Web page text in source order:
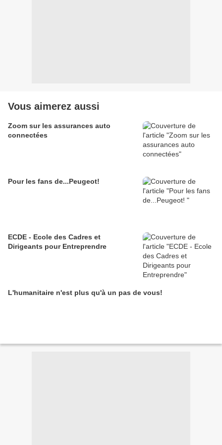
Vous aimerez aussi
Zoom sur les assurances auto
connectées
Pour les fans de...Peugeot!
ECDE - Ecole des Cadres et
Dirigeants pour Entreprendre
L'humanitaire n'est plus qu'à un pas de vous!